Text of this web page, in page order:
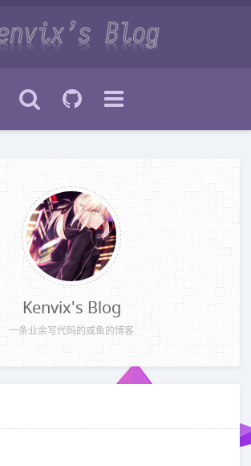
Kenvix's Blog
一条业余写代码的咸鱼的博客